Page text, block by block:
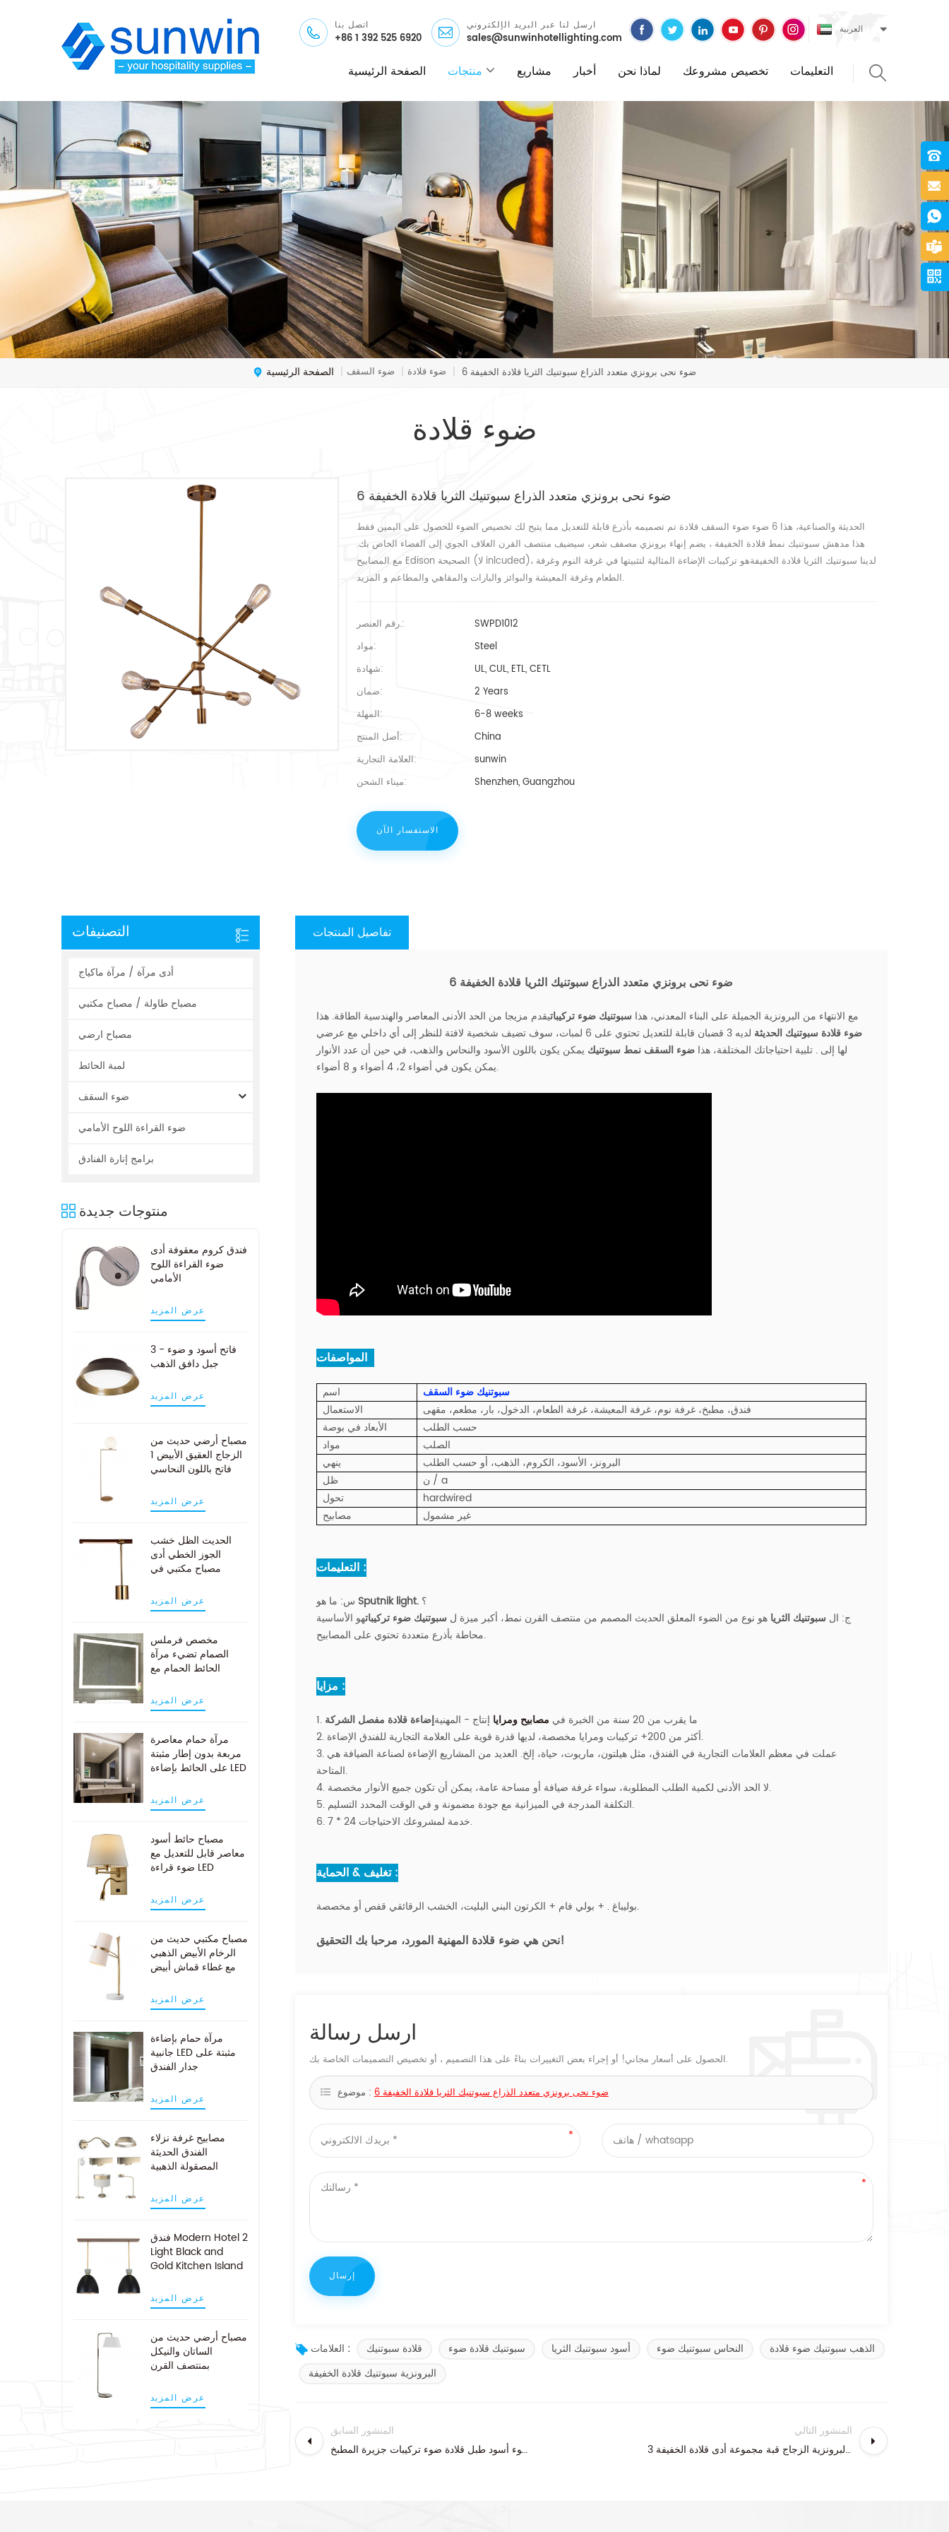
العربية اتصل بنا
+86 1 392 525 6920
ارسل لنا عبر البريد الإلكتروني
sales@sunwinhotellighting.com
الصفحة الرئيسية منتجات مشاريع أخبار لماذا نحن تخصيص مشروعك التعليمات
الصفحة الرئيسية | ضوء السقف | ضوء قلادة | 6 ضوء نحى برونزي متعدد الذراع سبوتنيك الثريا قلادة الخفيفة
ضوء قلادة
6 ضوء نحى برونزي متعدد الذراع سبوتنيك الثريا قلادة الخفيفة
الحديثة والصناعية، هذا 6 ضوء ضوء السقف قلادة تم تصميمه بأذرع قابلة للتعديل مما يتيح لك تخصيص الضوء للحصول على اليمين فقط
هذا مدهش سبوتنيك نمط قلادة الخفيفة ، يضم إنهاء برونزي مصفف شعر، سيضيف منتصف القرن الغلاف الجوي إلى الفضاء الخاص بك.
مع المصابيح Edison الصحيحة (لا inlcuded)، لدينا سبوتنيك الثريا قلادة الخفيفةهو تركيبات الإضاءة المثالية لتثبيتها في غرفة النوم وغرفة
الطعام وغرفة المعيشة والبوائز والبارات والمقاهي والمطاعم و المزيد.
رقم العنصر.:
SWPD1012
مواد:
Steel
شهادة:
UL, CUL, ETL, CETL
ضمان:
2 Years
المهلة:
6-8 weeks
أصل المنتج:
China
العلامة التجارية:
sunwin
ميناء الشحن:
Shenzhen, Guangzhou
الاستفسار الآن
التصنيفات
أدى مرآة / مرآة ماكياج
مصباح طاولة / مصباح مكتبي
مصباح ارضي
لمبة الحائط
ضوء السقف
ضوء القراءة اللوح الأمامي
برامج إنارة الفنادق
منتوجات جديدة
فندق كروم معقوفة أدى
ضوء القراءة اللوح
الأمامي
عرض المزيد
3 - فاتح أسود و ضوء
جبل دافق الذهب
عرض المزيد
مصباح أرضي حديث من
الزجاج العقيق الأبيض 1
فاتح باللون النحاسي
عرض المزيد
الحديث الظل خشب
الجوز الخطي أدى
مصباح مكتبي في
عرض المزيد
مخصص فرملس
الصمام تضيء مرآة
الحائط الحمام مع
عرض المزيد
مرآة حمام معاصرة
مربعة بدون إطار مثبتة
على الحائط بإضاءة LED
عرض المزيد
مصباح حائط أسود
معاصر قابل للتعديل مع
ضوء قراءة LED
عرض المزيد
مصباح مكتبي حديث من
الرخام الأبيض الذهبي
مع غطاء قماش أبيض
عرض المزيد
مرآة حمام بإضاءة
جانبية LED مثبتة على
جدار الفندق
عرض المزيد
مصابيح غرفة نزلاء
الفندق الحديثة
المصقولة الذهبية
عرض المزيد
فندق Modern Hotel 2
Light Black and
Gold Kitchen Island
عرض المزيد
مصباح أرضي حديث من
الساتان والنيكل
بمنتصف القرن
عرض المزيد
تفاصيل المنتجات
6 ضوء نحى برونزي متعدد الذراع سبوتنيك الثريا قلادة الخفيفة
مع الانتهاء من البرونزية الجميلة على البناء المعدني، هذا سبوتنيك ضوء تركيباتيقدم مزيجا من الحد الأدنى المعاصر والهندسية الطاقة. هذا
ضوء قلادة سبوتنيك الحديثة
لديه 3 قضبان قابلة للتعديل تحتوي على 6 لمبات، سوف تضيف شخصية لافتة للنظر إلى أي داخلي مع عرضي
لها إلى . تلبية احتياجاتك المختلفة، هذا ضوء السقف نمط سبوتنيك يمكن يكون باللون الأسود والنحاس والذهب، في حين أن عدد الأنوار
يمكن يكون في أضواء 2، 4 أضواء و 8 أضواء.
المواصفات :
اسم
سبوتنيك ضوء السقف
الاستعمال
فندق، مطبخ، غرفة نوم، غرفة المعيشة، غرفة الطعام، الدخول، بار، مطعم، مقهى
الأبعاد في بوصة
حسب الطلب
مواد
الصلب
ينهي
البرونز، الأسود، الكروم، الذهب، أو حسب الطلب
ظل
ن / a
تحول
hardwired
مصابيح
غير مشمول
التعليمات :
س: ما هو Sputnik light. ؟
ج: ال سبوتنيك الثريا هو نوع من الضوء المعلق الحديث المصمم من منتصف القرن نمط، أكبر ميزة ل سبوتنيك ضوء تركيباتهو الأساسية
محاطة بأذرع متعددة تحتوي على المصابيح.
مزايا :
1. ما يقرب من 20 سنة من الخبرة في مصابيح ومرايا إنتاج - المهنيةإضاءة قلادة مفصل الشركة
2. أكثر من 200+ تركيبات ومرايا مخصصة، لديها قدرة قوية على العلامة التجارية للفندق الإضاءة.
3. عملت في معظم العلامات التجارية في الفندق، مثل هيلتون، ماريوت، حياة، إلخ. العديد من المشاريع الإضاءة لصناعة الضيافة هي
المتاحة.
4. لا الحد الأدنى لكمية الطلب المطلوبة، سواء غرفة ضيافة أو مساحة عامة، يمكن أن تكون جميع الأنوار مخصصة.
5. التكلفة المدرجة في الميزانية مع جودة مضمونة و في الوقت المحدد التسليم.
6. 7 * 24 خدمة لمشروعك الاحتياجات.
تغليف & الحماية :
بوليباغ . + بولي فام + الكرتون البني البليت، الخشب الرقائقي قفص أو مخصصة.
نحن هي ضوء قلادة المهنية المورد ، مرحبا بك التحقيق!
ارسل رسالة
الحصول على أسعار مجاني! أو إجراء بعض التغييرات بناءً على هذا التصميم ، أو تخصيص التصميمات الخاصة بك.
موضوع : 6 ضوء نحى برونزي متعدد الذراع سبوتنيك الثريا قلادة الخفيفة
العلامات : قلادة سبوتنيك سبوتنيك قلادة ضوء أسود سبوتنيك الثريا النحاس سبوتنيك ضوء
الذهب سبوتنيك ضوء قلادة
البرونزية سبوتنيك قلادة الخفيفة
المنشور السابق
الحديثة 3 ضوء أسود طبل قلادة ضوء تركيبات جزيرة المطبخ
المنشور التالي
3 ضوء العتيقة البرونزية الزجاج قبة مجموعة أدى قلادة الخفيفة